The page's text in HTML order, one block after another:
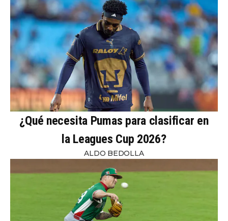
¿Qué necesita Pumas para clasificar en
la Leagues Cup 2026?
ALDO BEDOLLA